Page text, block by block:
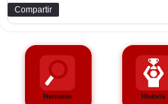
Compartir